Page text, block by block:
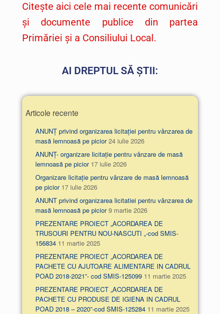
Citește aici cele mai recente comunicări
și documente publice din partea
Primăriei și a Consiliului Local.
AI DREPTUL SĂ ȘTII:
Articole recente
ANUNȚ privind organizarea licitației pentru vânzarea de
masă lemnoasă pe picior 24 iulie 2026
ANUNȚ- organizare licitație pentru vânzare de masă
lemnoasă pe picior 17 iulie 2026
Organizare licitație pentru vânzare de masă lemnoasă
pe picior 17 iulie 2026
ANUNT privind organizarea licitatiei pentru vânzarea de
masă lemnoasă pe picior 9 martie 2026
PREZENTARE PROIECT „ACORDAREA DE
TRUSOURI PENTRU NOU-NASCUTI „-cod SMIS-
156834 11 martie 2025
PREZENTARE PROIECT „ACORDAREA DE
PACHETE CU AJUTOARE ALIMENTARE IN CADRUL
POAD 2018-2021”- cod SMIS-125099 11 martie 2025
PREZENTARE PROIECT „ACORDAREA DE
PACHETE CU PRODUSE DE IGIENA IN CADRUL
POAD 2018 – 2020”-cod SMIS-125284 11 martie 2025